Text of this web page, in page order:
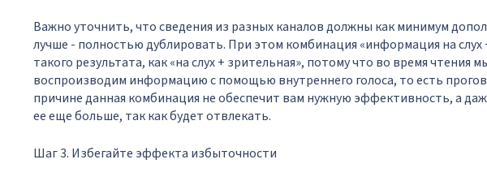
Важно уточнить, что сведения из разных каналов должны как минимум
лучше - полностью дублировать. При этом комбинация «информация на слух
такого результата, как «на слух + зрительная», потому что во время чтения
воспроизводим информацию с помощью внутреннего голоса, то есть
причине данная комбинация не обеспечит вам нужную эффективность, а
ее еще больше, так как будет отвлекать.
Шаг 3. Избегайте эффекта избыточности